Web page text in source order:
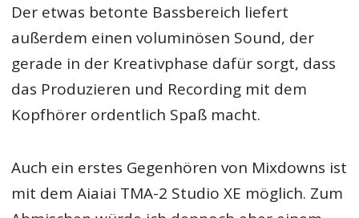
Der etwas betonte Bassbereich liefert
außerdem einen voluminösen Sound, der
gerade in der Kreativphase dafür sorgt, dass
das Produzieren und Recording mit dem
Kopfhörer ordentlich Spaß macht.
Auch ein erstes Gegenhören von Mixdowns ist
mit dem Aiaiai TMA-2 Studio XE möglich. Zum